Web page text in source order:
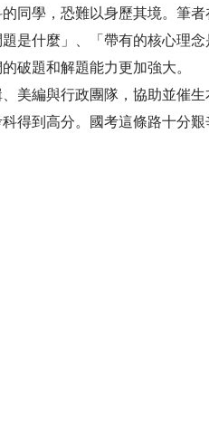
同學，恐難以身歷其境。筆
是什麼」、「帶有的核心理
破題和解題能力更加強大。
編與行政團隊，協助並催生
得到高分。國考這條路十分